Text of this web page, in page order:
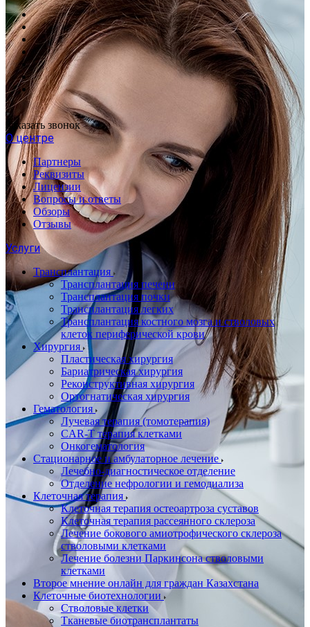
Заказать звонок
О центре
Партнеры
Реквизиты
Лицензии
Вопросы и ответы
Обзоры
Отзывы
Услуги
Трансплантация
Трансплантация печени
Трансплантация почки
Трансплантация легких
Трансплантация костного мозга и стволовых
клеток периферической крови
Хирургия
Пластическая хирургия
Бариатрическая хирургия
Реконструктивная хирургия
Ортогнатическая хирургия
Гематология
Лучевая терапия (томотерапия)
CAR-T терапия клетками
Онкогематология
Стационарное и амбулаторное лечение
Лечебно-диагностическое отделение
Отделение нефрологии и гемодиализа
Клеточная терапия
Клеточная терапия остеоартроза суставов
Клеточная терапия рассеянного склероза
Лечение бокового амиотрофического склероза
стволовыми клетками
Лечение болезни Паркинсона стволовыми
клетками
Второе мнение онлайн для граждан Казахстана
Клеточные биотехнологии
Стволовые клетки
Тканевые биотрансплантаты